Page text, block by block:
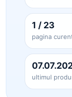
1 / 23
pagina
ultimul